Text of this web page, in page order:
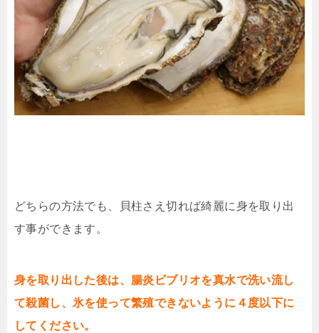
どちらの方法でも、貝柱さえ切れば綺麗に身を取り出
す事ができます。
身を取り出した後は、腸炎ビブリオを真水で洗い流し
て殺菌し、氷を使って繁殖できないように４度以下に
してください。